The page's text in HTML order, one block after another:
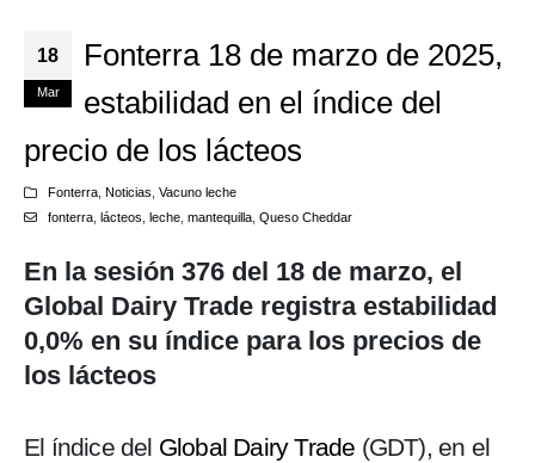
18
Mar
Fonterra 18 de marzo de 2025,
estabilidad en el índice del
precio de los lácteos
Fonterra, Noticias Vacuno leche
fonterra, lácteos leche, mantequilla, Queso Cheddar
En la sesión 376 del 18 de marzo, el
Global Dairy Trade registra estabilidad
0,0% en su índice para los precios de
los lácteos
El índice del Global Dairy Trade (GDT), en el